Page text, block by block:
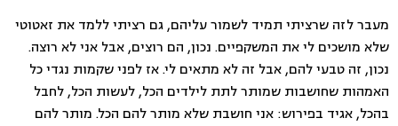
מעבר לזה שרציתי תמיד לשמור עליהם, גם רציתי ללמד את זאטוטי
שלא מושכים לי את המשקפיים. נכון, הם רוצים, אבל אני לא רוצה.
נכון, זה טבעי להם, אבל זה לא מתאים לי. אז לפני שקמות נגדי כל
האמהות שחושבות שמותר לתת לילדים הכל, לעשות הכל, לחבל
בהכל, אגיד בפירוש: אני חושבת שלא מותר להם הכל. מותר להם